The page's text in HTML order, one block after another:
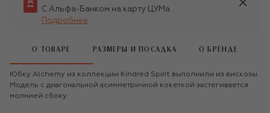
С Альфа-Банком на карту ЦУМа
Подробнее
О ТОВАРЕ РАЗМЕРЫ И ПОСАДКА О БРЕНДЕ
Юбку Alchemy из коллекции Kindred Spirit выполнили из вискозы.
Модель с диагональной асимметричной кокеткой застегивается
молнией сбоку.